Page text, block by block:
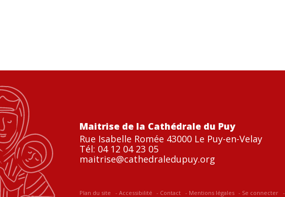
Maitrise de la Cathédrale du Puy
Rue Isabelle Romée 43000 Le Puy-en-Velay
Tél: 04 12 04 23 05
maitrise@cathedraledupuy.org
Plan du site Accessibilité Contact Mentions légales Se connecter